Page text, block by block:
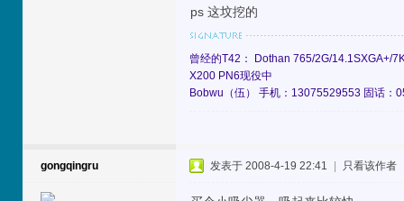
ps 这坟挖的
曾经的T42： Dothan 765/2G/14.1SXGA+/
X200 PN6现役中
Bobwu（伍） 手机：13075529553 固话
gongqingru 发表于 2008-4-19 22:41 只看该作者